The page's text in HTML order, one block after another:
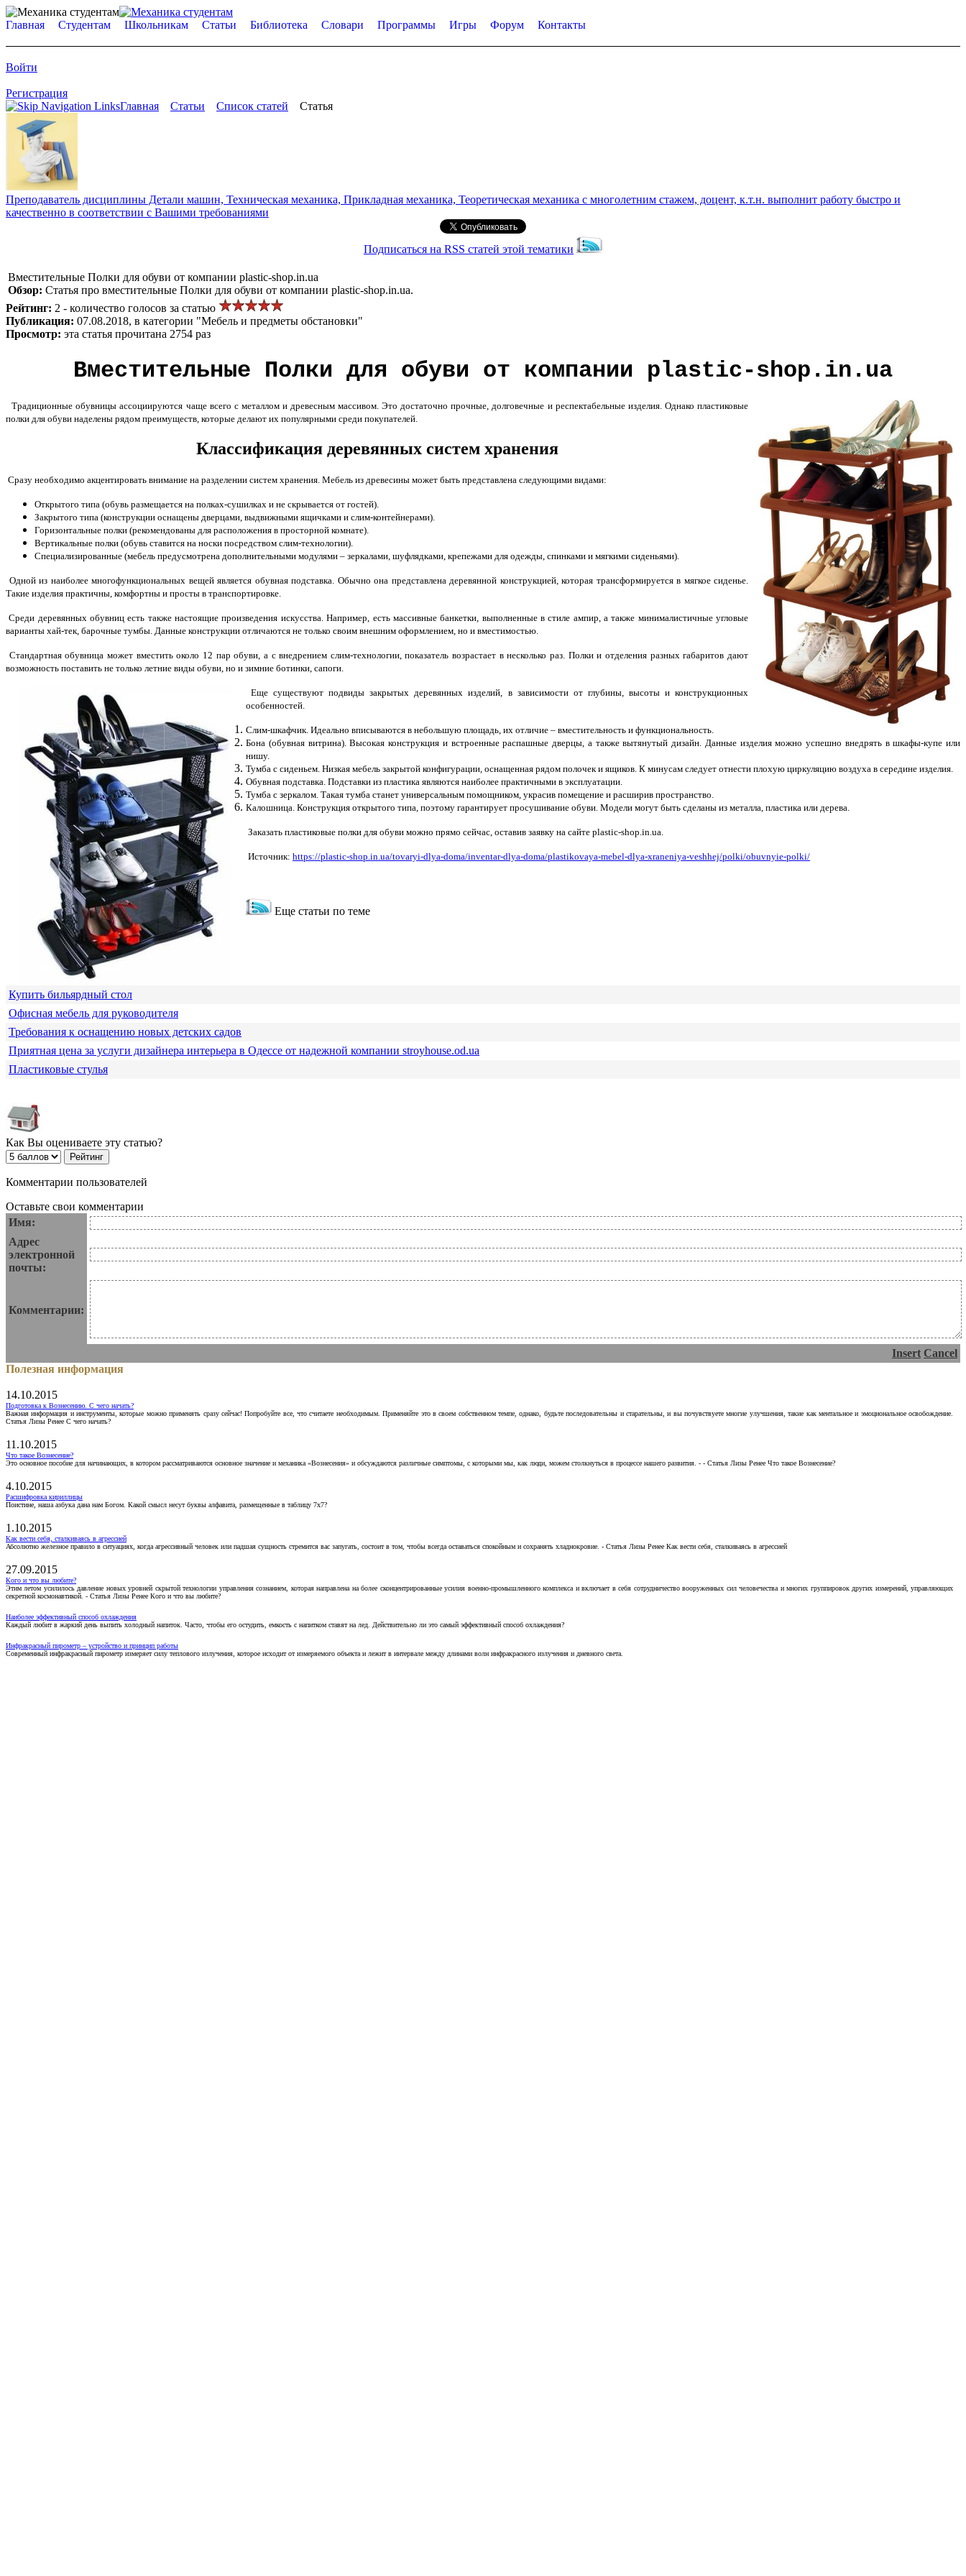
Главная Студентам Школьникам Статьи Библиотека Словари Программы Игры Форум Контакты
Войти
Регистрация
Главная
Статьи Список статей Статья
Преподаватель дисциплины Детали машин, Техническая механика, Прикладная механика, Теоретическая механика с многолетним стажем, доцент, к.т.н. выполнит работу быстро и
качественно в соответствии с Вашими требованиями
Подписаться на RSS статей этой тематики
Вместительные Полки для обуви от компании plastic-shop.in.ua
Обзор: Статья про вместительные Полки для обуви от компании plastic-shop.in.ua.
Рейтинг: 2 - количество голосов за статью
Публикация: 07.08.2018, в категории "Мебель и предметы обстановки"
Просмотр: эта статья прочитана 2754 раз
Вместительные Полки для обуви от компании plastic-shop.in.ua
Традиционные обувницы ассоциируются чаще всего с металлом и древесным массивом. Это достаточно прочные, долговечные и респектабельные изделия. Однако пластиковые
полки для обуви наделены рядом преимуществ, которые делают их популярными среди покупателей.
Классификация деревянных систем хранения
Сразу необходимо акцентировать внимание на разделении систем хранения. Мебель из древесины может быть представлена следующими видами:
Открытого типа (обувь размещается на полках-сушилках и не скрывается от гостей).
Закрытого типа (конструкции оснащены дверцами, выдвижными ящичками и слим-контейнерами).
Горизонтальные полки (рекомендованы для расположения в просторной комнате).
Вертикальные полки (обувь ставится на носки посредством слим-технологии).
Специализированные (мебель предусмотрена дополнительными модулями – зеркалами, шуфлядками, крепежами для одежды, спинками и мягкими сиденьями).
Одной из наиболее многофункциональных вещей является обувная подставка. Обычно она представлена деревянной конструкцией, которая трансформируется в мягкое сиденье.
Такие изделия практичны, комфортны и просты в транспортировке.
Среди деревянных обувниц есть также настоящие произведения искусства. Например, есть массивные банкетки, выполненные в стиле ампир, а также минималистичные угловые
варианты хай-тек, барочные тумбы. Данные конструкции отличаются не только своим внешним оформлением, но и вместимостью.
Стандартная обувница может вместить около 12 пар обуви, а с внедрением слим-технологии, показатель возрастает в несколько раз. Полки и отделения разных габаритов дают
возможность поставить не только летние виды обуви, но и зимние ботинки, сапоги.
Еще существуют подвиды закрытых деревянных изделий, в зависимости от глубины, высоты и конструкционных
особенностей.
Слим-шкафчик. Идеально вписываются в небольшую площадь, их отличие – вместительность и функциональность.
Бона (обувная витрина). Высокая конструкция и встроенные распашные дверцы, а также вытянутый дизайн. Данные изделия можно успешно внедрять в шкафы-купе или
нишу.
Тумба с сиденьем. Низкая мебель закрытой конфигурации, оснащенная рядом полочек и ящиков. К минусам следует отнести плохую циркуляцию воздуха в середине изделия.
Обувная подставка. Подставки из пластика являются наиболее практичными в эксплуатации.
Тумба с зеркалом. Такая тумба станет универсальным помощником, украсив помещение и расширив пространство.
Калошница. Конструкция открытого типа, поэтому гарантирует просушивание обуви. Модели могут быть сделаны из металла, пластика или дерева.
Заказать пластиковые полки для обуви можно прямо сейчас, оставив заявку на сайте plastic-shop.in.ua.
Источник: https://plastic-shop.in.ua/tovaryi-dlya-doma/inventar-dlya-doma/plastikovaya-mebel-dlya-xraneniya-veshhej/polki/obuvnyie-polki/
Еще статьи по теме
Купить бильярдный стол
Офисная мебель для руководителя
Требования к оснащению новых детских садов
Приятная цена за услуги дизайнера интерьера в Одессе от надежной компании stroyhouse.od.ua
Пластиковые стулья
Как Вы оцениваете эту статью?
Комментарии пользователей
Оставьте свои комментарии
Имя:
Адрес
электронной
почты:
Комментарии:
Insert Cancel
Полезная информация
14.10.2015
Подготовка к Вознесению. С чего начать?
Важная информация и инструменты, которые можно применять сразу сейчас! Попробуйте все, что считаете необходимым. Применяйте это в своем собственном темпе, однако, будьте последовательны и старательны, и вы почувствуете многие улучшения, такие как ментальное и эмоциональное освобождение.
Статья Лизы Ренее С чего начать?
11.10.2015
Что такое Вознесение?
Это основное пособие для начинающих, в котором рассматриваются основное значение и механика «Вознесения» и обсуждаются различные симптомы, с которыми мы, как люди, можем столкнуться в процессе нашего развития. - - Статья Лизы Ренее Что такое Вознесение?
4.10.2015
Расшифровка кириллицы
Поистине, наша азбука дана нам Богом. Какой смысл несут буквы алфавита, размещенные в таблицу 7х7?
1.10.2015
Как вести себя, сталкиваясь в агрессией
Абсолютно железное правило в ситуациях, когда агрессивный человек или падшая сущность стремится вас запугать, состоит в том, чтобы всегда оставаться спокойным и сохранять хладнокровие. - Статья Лизы Ренее Как вести себя, сталкиваясь в агрессией
27.09.2015
Кого и что вы любите?
Этим летом усилилось давление новых уровней скрытой технологии управления сознанием, которая направлена на более сконцентрированные усилия военно-промышленного комплекса и включает в себя сотрудничество вооруженных сил человечества и многих группировок других измерений, управляющих
секретной космонавтикой. - Статья Лизы Ренее Кого и что вы любите?
Наиболее эффективный способ охлаждения
Каждый любит в жаркий день выпить холодный напиток. Часто, чтобы его остудить, емкость с напитком ставят на лед. Действительно ли это самый эффективный способ охлаждения?
Инфракрасный пирометр – устройство и принцип работы
Современный инфракрасный пирометр измеряет силу теплового излучения, которое исходит от измеряемого объекта и лежит в интервале между длинами волн инфракрасного излучения и дневного света.